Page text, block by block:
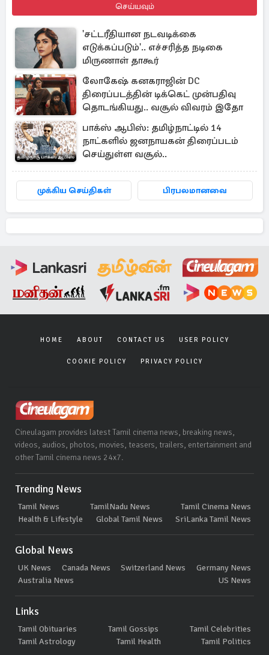
செய்யவும்
'சட்டரீதியான நடவடிக்கை
எடுக்கப்படும்'.. எச்சரித்த நடிகை
மிருணாள் தாகூர்
லோகேஷ் கனகராஜின் DC
திரைப்படத்தின் டிக்கெட் முன்பதிவு
தொடங்கியது.. வசூல் விவரம் இதோ
பாக்ஸ் ஆபிஸ்: தமிழ்நாட்டில் 14
நாட்களில் ஜனநாயகன் திரைப்படம்
செய்துள்ள வசூல்..
முக்கிய செய்திகள் பிரபலமானவை
HOME ABOUT CONTACT US USER POLICY
COOKIE POLICY PRIVACY POLICY
Cineulagam provides latest Tamil cinema news, breaking news,
videos, audios, photos, movies, teasers, trailers, entertainment and
other Tamil cinema news 24x7.
Trending News
Tamil News TamilNadu News
Tamil Cinema News
Health & Lifestyle
Global Tamil News SriLanka Tamil News
Global News
UK News Canada News Switzerland News
Germany News
Australia News
US News
Links
Tamil Obituaries Tamil Gossips
Tamil Celebrities
Tamil Astrology
Tamil Health Tamil Politics